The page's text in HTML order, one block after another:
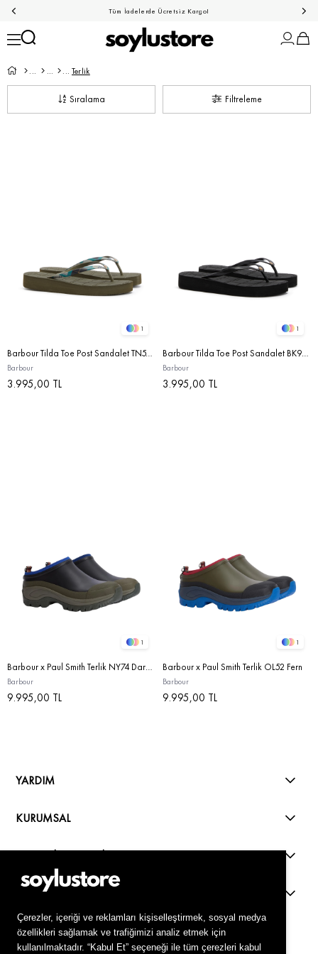
Çerezler, içeriği ve reklamları kişiselleştirmek, sosyal medya
özellikleri sağlamak ve trafiğimizi analiz etmek için
kullanılmaktadır. “Kabul Et” seçeneği ile tüm çerezleri kabul
Tüm İadelerde Ücretsiz Kargo!
Terlik
Filtreleme
Sıralama
1
Barbour Tilda Toe Post Sandalet TN51 Olive/Ancient Tartan
Barbour
3.995,00 TL
1
Barbour Tilda Toe Post Sandalet BK93 Black
Barbour
3.995,00 TL
1
Barbour x Paul Smith Terlik NY74 Dark Navy
Barbour
9.995,00 TL
1
Barbour x Paul Smith Terlik OL52 Fern
Barbour
9.995,00 TL
YARDIM
KURUMSAL
KVKK Live Support